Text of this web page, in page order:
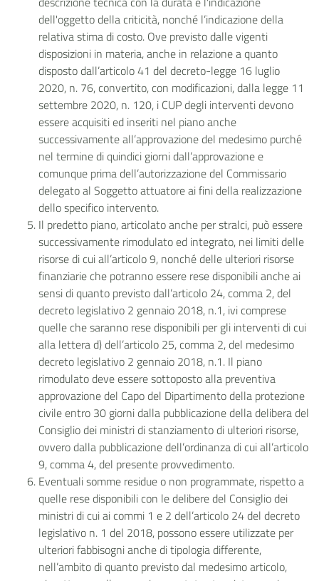
dell'oggetto della criticità, nonché l’indicazione della
relativa stima di costo. Ove previsto dalle vigenti
disposizioni in materia, anche in relazione a quanto
disposto dall’articolo 41 del decreto-legge 16 luglio
2020, n. 76, convertito, con modificazioni, dalla legge 11
settembre 2020, n. 120, i CUP degli interventi devono
essere acquisiti ed inseriti nel piano anche
successivamente all’approvazione del medesimo purché
nel termine di quindici giorni dall’approvazione e
comunque prima dell’autorizzazione del Commissario
delegato al Soggetto attuatore ai fini della realizzazione
dello specifico intervento.
Il predetto piano, articolato anche per stralci, può essere
successivamente rimodulato ed integrato, nei limiti delle
risorse di cui all’articolo 9, nonché delle ulteriori risorse
finanziarie che potranno essere rese disponibili anche ai
sensi di quanto previsto dall’articolo 24, comma 2, del
decreto legislativo 2 gennaio 2018, n.1, ivi comprese
quelle che saranno rese disponibili per gli interventi di cui
alla lettera d) dell’articolo 25, comma 2, del medesimo
decreto legislativo 2 gennaio 2018, n.1. Il piano
rimodulato deve essere sottoposto alla preventiva
approvazione del Capo del Dipartimento della protezione
civile entro 30 giorni dalla pubblicazione della delibera del
Consiglio dei ministri di stanziamento di ulteriori risorse,
ovvero dalla pubblicazione dell’ordinanza di cui all’articolo
9, comma 4, del presente provvedimento.
Eventuali somme residue o non programmate, rispetto a
quelle rese disponibili con le delibere del Consiglio dei
ministri di cui ai commi 1 e 2 dell’articolo 24 del decreto
legislativo n. 1 del 2018, possono essere utilizzate per
ulteriori fabbisogni anche di tipologia differente,
nell’ambito di quanto previsto dal medesimo articolo,